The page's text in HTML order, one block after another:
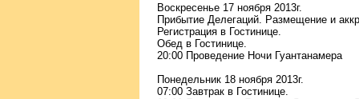
Воскресенье 17 ноября 2013г.
Прибытие Делегаций. Размещение и
Регистрация в Гостинице.
Обед в Гостинице.
20:00 Проведение Ночи Гуантанамера
Понедельник 18 ноября 2013г.
07:00 Завтрак в Гостинице.